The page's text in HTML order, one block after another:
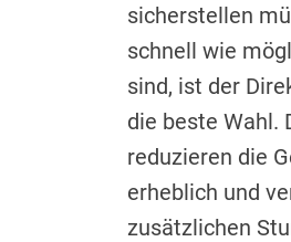
sicherstellen
schnell wie
sind, ist der
die beste Wahl.
reduzieren die
erheblich und
zusätzlichen